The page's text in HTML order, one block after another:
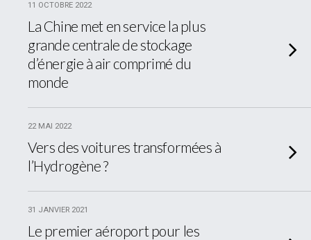
11 OCTOBRE 2022
La Chine met en service la plus
grande centrale de stockage
d’énergie à air comprimé du
monde
22 MAI 2022
Vers des voitures transformées à
l’Hydrogène ?
31 JANVIER 2021
Le premier aéroport pour les